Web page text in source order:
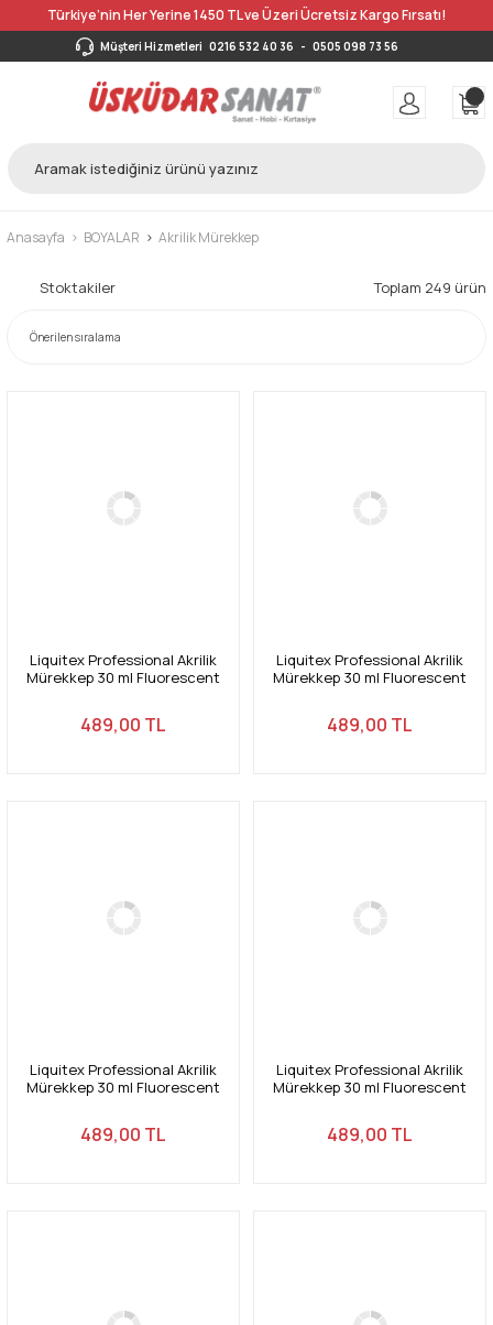
Türkiye’nin Her Yerine 1450 TL ve Üzeri Ücretsiz Kargo Fırsatı!
Müşteri Hizmetleri 0216 532 40 36 - 0505 098 73 56
Anasayfa BOYALAR Akrilik Mürekkep
Stoktakiler Toplam 249 ürün
Liquitex Professional Akrilik
Mürekkep 30 ml Fluorescent
489,00 TL
Liquitex Professional Akrilik
Mürekkep 30 ml Fluorescent
489,00 TL
Liquitex Professional Akrilik
Mürekkep 30 ml Fluorescent
489,00 TL
Liquitex Professional Akrilik
Mürekkep 30 ml Fluorescent
489,00 TL